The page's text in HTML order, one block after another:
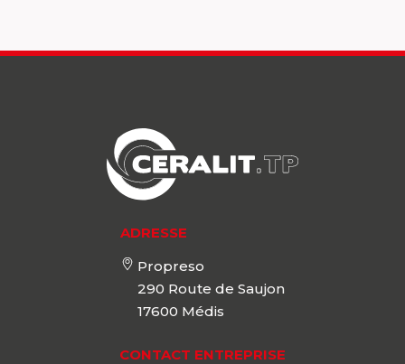
ADRESSE
Propreso
290 Route de Saujon
17600 Médis
CONTACT ENTREPRISE